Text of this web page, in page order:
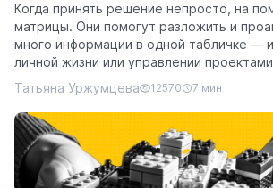
Когда принять решение непросто, на
матрицы. Они помогут разложить и
много информации в одной табличке —
личной жизни или управлении проектами
Татьяна Уржумцева
12570 7 мин